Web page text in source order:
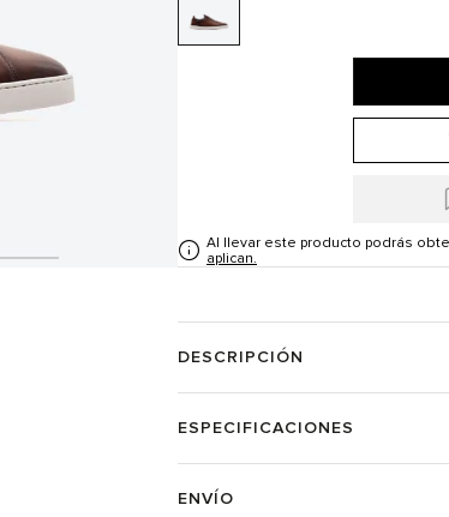
Al llevar este producto podrás
aplican.
DESCRIPCIÓN
ESPECIFICACIONES
ENVÍO